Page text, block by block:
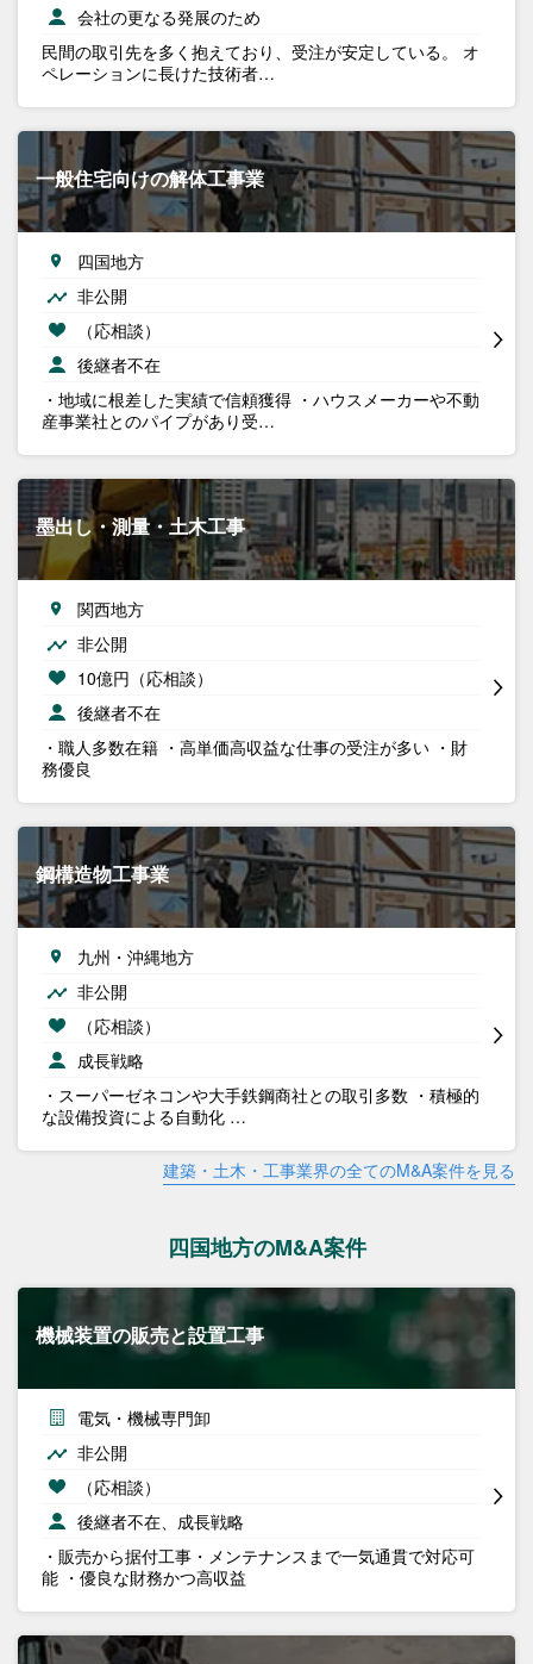
会社の更なる発展のため
民間の取引先を多く抱えており、受注が安定している。 オ
ペレーションに長けた技術者…
一般住宅向けの解体工事業
四国地方
非公開
（応相談）
後継者不在
・地域に根差した実績で信頼獲得 ・ハウスメーカーや不動
産事業社とのパイプがあり受…
墨出し・測量・土木工事
関西地方
非公開
10億円（応相談）
後継者不在
・職人多数在籍 ・高単価高収益な仕事の受注が多い ・財
務優良
鋼構造物工事業
九州・沖縄地方
非公開
（応相談）
成長戦略
・スーパーゼネコンや大手鉄鋼商社との取引多数 ・積極的
な設備投資による自動化 …
建築・土木・工事業界の全てのM&A案件を見る
四国地方のM&A案件
機械装置の販売と設置工事
電気・機械専門卸
非公開
（応相談）
後継者不在、成長戦略
・販売から据付工事・メンテナンスまで一気通貫で対応可
能 ・優良な財務かつ高収益